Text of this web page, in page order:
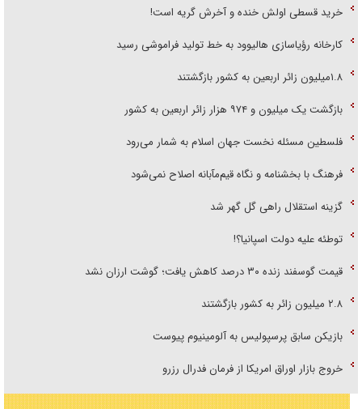
خرید قسطی اولش خنده و آخرش گریه است!
کارخانه رؤیاسازی هالیوود به خط تولید فراموشی رسید
۱.۸میلیون زائر اربعین به کشور بازگشتند
بازگشت یک میلیون و ۹۷۴ هزار زائر اربعین به کشور
فلسطین مسئله نخست جهان اسلام به شمار می‌رود
فرهنگ با بخشنامه و نگاه قیم‌مآبانه اصلاح نمی‌شود
گزینه استقلال راهی گل گهر شد
توطئه علیه دولت اسپانیا؟!
قیمت گوسفند زنده ۳۰ درصد کاهش یافت؛ گوشت ارزان نشد
۲.۸ میلیون زائر به کشور بازگشتند
بازیکن سابق پرسپولیس به آلومینیوم پیوست
خروج بازار اوراق امریکا از فرمان فدرال رزرو